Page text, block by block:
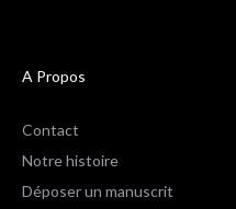
A Propos
Contact
Notre histoire
Déposer un manuscrit